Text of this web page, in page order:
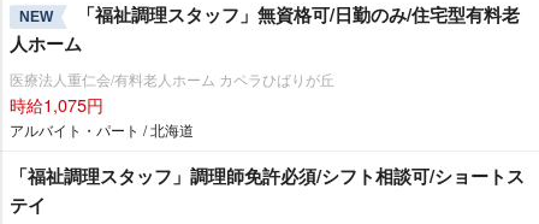
NEW
「福祉調理スタッフ」無資格可/日勤のみ/住宅型有料老
人ホーム
医療法人重仁会/有料老人ホーム カペラひばりが丘
時給1,075円
アルバイト・パート / 北海道
「福祉調理スタッフ」調理師免許必須/シフト相談可/ショートス
テイ